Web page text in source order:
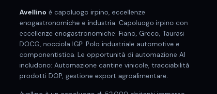
Avellino è capoluogo irpino, eccellenze
enogastronomiche e industria. Capoluogo irpino con
eccellenze enogastronomiche: Fiano, Greco, Taurasi
DOCG, nocciola IGP. Polo industriale automotive e
componentistica. Le opportunità di automazione AI
includono: Automazione cantine vinicole, tracciabilità
prodotti DOP, gestione export agroalimentare.